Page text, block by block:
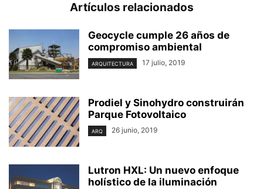
Artículos relacionados
Geocycle cumple 26 años de
compromiso ambiental
ARQUITECTURA 17 julio, 2019
Prodiel y Sinohydro construirán
Parque Fotovoltaico
ARQ 26 junio, 2019
Lutron HXL: Un nuevo enfoque
holístico de la iluminación